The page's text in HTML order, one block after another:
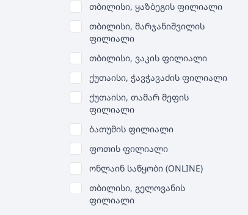
თბილისი, ყაზბეგის ფილიალი
თბილისი, მარჯანიშვილის
ფილიალი
თბილისი, ვაკის ფილიალი
ქუთაისი, ჭავჭავაძის ფილიალი
ქუთაისი, თამარ მეფის
ფილიალი
ბათუმის ფილიალი
ფოთის ფილიალი
ონლაინ საწყობი (ONLINE)
თბილისი, გელოვანის
ფილიალი